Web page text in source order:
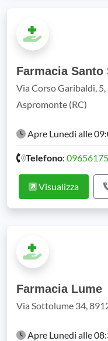
Farmacia Santo
Via Corso Garibaldi,
Aspromonte (RC)
Apre Lunedi alle
Telefono:
Visualizza
Farmacia Lume
Via Sottolume 34,
Apre Lunedi alle